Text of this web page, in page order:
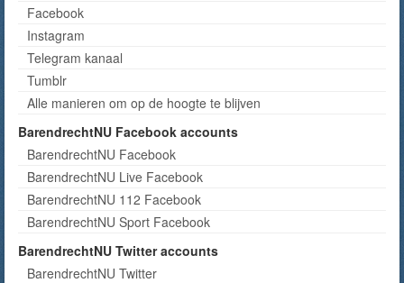
Facebook
Instagram
Telegram kanaal
Tumblr
Alle manieren om op de hoogte te blijven
BarendrechtNU Facebook accounts
BarendrechtNU Facebook
BarendrechtNU Live Facebook
BarendrechtNU 112 Facebook
BarendrechtNU Sport Facebook
BarendrechtNU Twitter accounts
BarendrechtNU Twitter